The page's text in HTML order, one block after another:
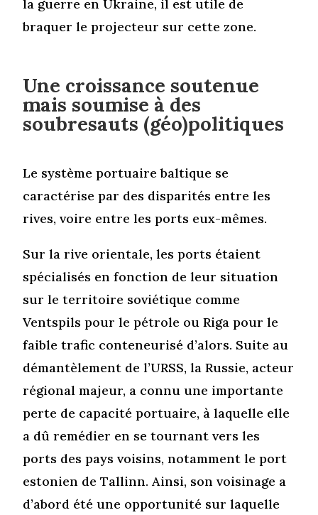
la guerre en Ukraine, il est utile de
braquer le projecteur sur cette zone.
Une croissance soutenue
mais soumise à des
soubresauts (géo)politiques
Le système portuaire baltique se
caractérise par des disparités entre les
rives, voire entre les ports eux-mêmes.
Sur la rive orientale, les ports étaient
spécialisés en fonction de leur situation
sur le territoire soviétique comme
Ventspils pour le pétrole ou Riga pour le
faible trafic conteneurisé d’alors. Suite au
démantèlement de l’URSS, la Russie, acteur
régional majeur, a connu une importante
perte de capacité portuaire, à laquelle elle
a dû remédier en se tournant vers les
ports des pays voisins, notamment le port
estonien de Tallinn. Ainsi, son voisinage a
d’abord été une opportunité sur laquelle